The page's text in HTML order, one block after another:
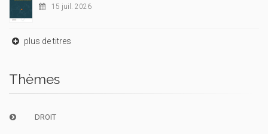
15 juil. 2026
plus de titres
Thèmes
DROIT